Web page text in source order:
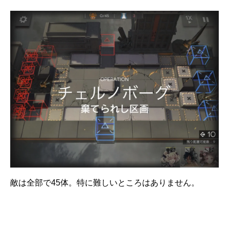
敵は全部で45体。特に難しいところはありません。